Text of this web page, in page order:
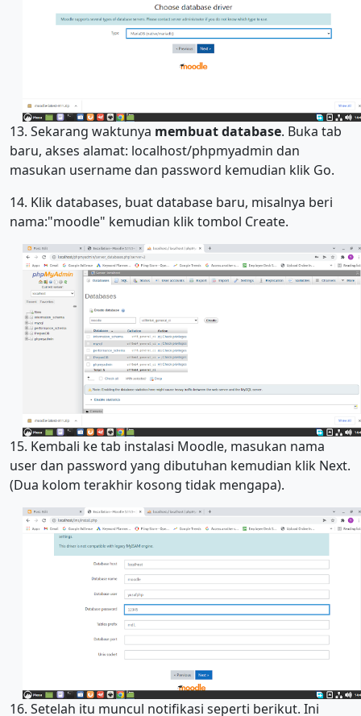
13. Sekarang waktunya membuat database. Buka tab
baru, akses alamat: localhost/phpmyadmin dan
masukan username dan password kemudian klik Go.
14. Klik databases, buat database baru, misalnya beri
nama:"moodle" kemudian klik tombol Create.
15. Kembali ke tab instalasi Moodle, masukan nama
user dan password yang dibutuhan kemudian klik Next.
(Dua kolom terakhir kosong tidak mengapa).
16. Setelah itu muncul notifikasi seperti berikut. Ini